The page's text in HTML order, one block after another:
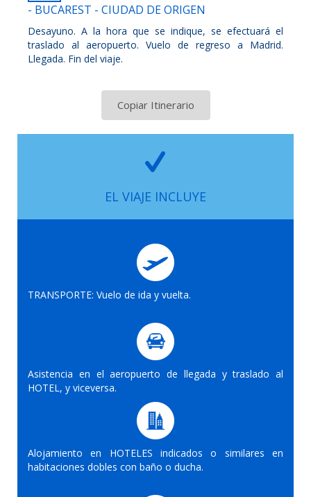
- BUCAREST - CIUDAD DE ORIGEN
Desayuno. A la hora que se indique, se efectuará el
traslado al aeropuerto. Vuelo de regreso a Madrid.
Llegada. Fin del viaje.
Copiar Itinerario
EL VIAJE INCLUYE
TRANSPORTE: Vuelo de ida y vuelta.
Asistencia en el aeropuerto de llegada y traslado al
HOTEL, y viceversa.
Alojamiento en HOTELES indicados o similares en
habitaciones dobles con baño o ducha.